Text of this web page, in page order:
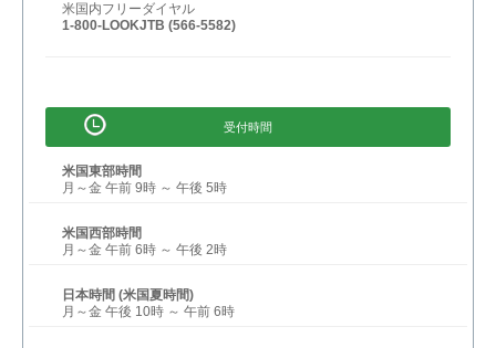
米国内フリーダイヤル
1-800-LOOKJTB (566-5582)
受付時間
米国東部時間
月～金 午前 9時 ～ 午後 5時
米国西部時間
月～金 午前 6時 ～ 午後 2時
日本時間 (米国夏時間)
月～金 午後 10時 ～ 午前 6時